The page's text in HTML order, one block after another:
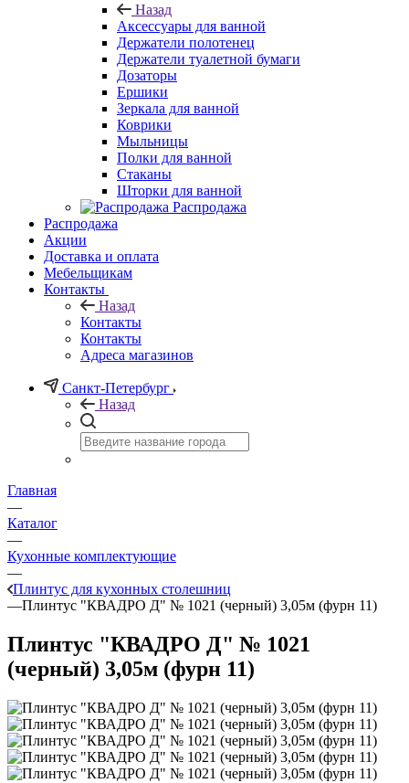
Назад
Аксессуары для ванной
Держатели полотенец
Держатели туалетной бумаги
Дозаторы
Ершики
Зеркала для ванной
Коврики
Мыльницы
Полки для ванной
Стаканы
Шторки для ванной
Распродажа
Распродажа
Акции
Доставка и оплата
Мебельщикам
Контакты
Назад
Контакты
Контакты
Адреса магазинов
Санкт-Петербург
Назад
Главная
—
Каталог
—
Кухонные комплектующие
—
Плинтус для кухонных столешниц
—Плинтус "КВАДРО Д" № 1021 (черный) 3,05м (фурн 11)
Плинтус "КВАДРО Д" № 1021
(черный) 3,05м (фурн 11)